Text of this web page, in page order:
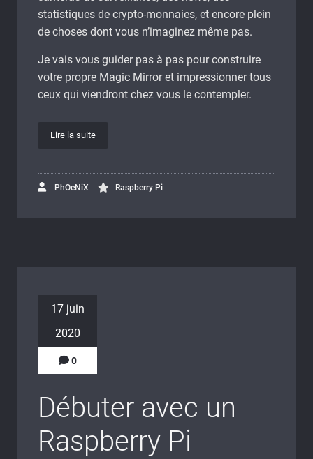
statistiques de crypto-monnaies, et encore plein
de choses dont vous n’imaginez même pas.
Je vais vous guider pas à pas pour construire
votre propre Magic Mirror et impressionner tous
ceux qui viendront chez vous le contempler.
Lire la suite
PhOeNiX Raspberry Pi
17 juin
2020
0
Débuter avec un
Raspberry Pi